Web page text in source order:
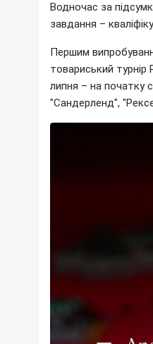
Водночас за
завдання –
Першим
товариський
липня – на початку
"Сандерленд",